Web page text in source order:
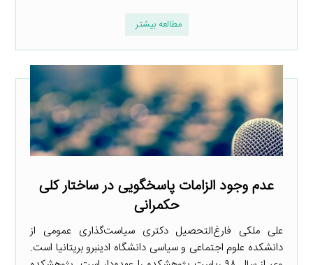
مطالعه بیشتر
عدم وجود الزامات پاسخگویی در ساختار کلی
حکمرانی
علی ملکی فارغ‌التحصیل دکتری سیاست‌گذاری عمومی از
دانشکده علوم اجتماعی و سیاسی دانشگاه ادینبرو بریتانیا است.